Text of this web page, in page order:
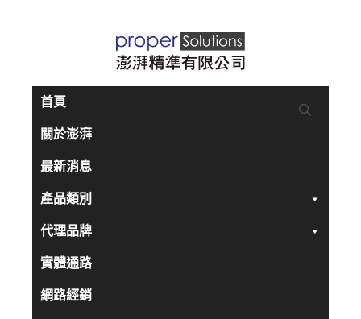
首頁
關於澎湃
最新消息
產品類別
代理品牌
實體通路
網路經銷